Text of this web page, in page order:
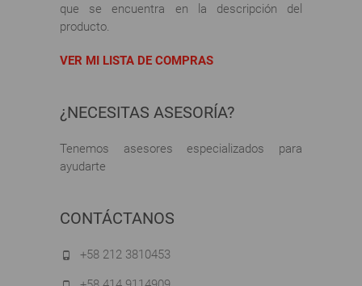
que se encuentra en la descripción del
producto.
VER MI LISTA DE COMPRAS
¿NECESITAS ASESORÍA?
Tenemos asesores especializados para
ayudarte
CONTÁCTANOS
+58 212 3810453